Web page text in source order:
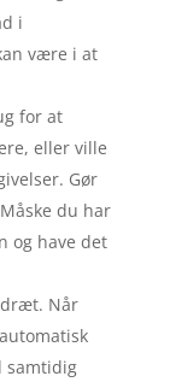
i
være i at
for at
eller ville
Gør
du har
og have det
Når
samtidig